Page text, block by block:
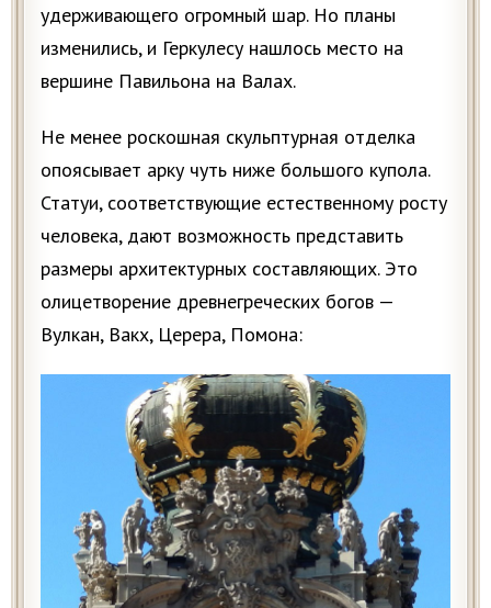
удерживающего огромный шар. Но планы
изменились, и Геркулесу нашлось место на
вершине Павильона на Валах.
Не менее роскошная скульптурная отделка
опоясывает арку чуть ниже большого купола.
Статуи, соответствующие естественному росту
человека, дают возможность представить
размеры архитектурных составляющих. Это
олицетворение древнегреческих богов —
Вулкан, Вакх, Церера, Помона: